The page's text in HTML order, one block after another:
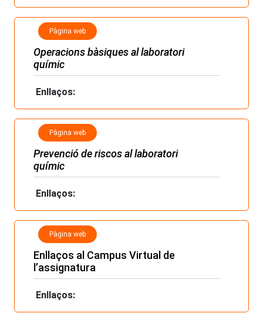
Pàgina web
Operacions bàsiques al laboratori
químic
Enllaços:
Pàgina web
Prevenció de riscos al laboratori
químic
Enllaços:
Pàgina web
Enllaços al Campus Virtual de
l’assignatura
Enllaços: